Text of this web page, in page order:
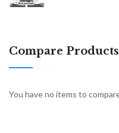
Compare Products
You have no items to